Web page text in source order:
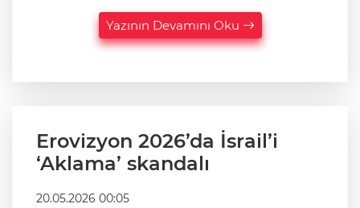
Yazının Devamını Oku
Erovizyon 2026’da İsrail’i
‘Aklama’ skandalı
20.05.2026 00:05